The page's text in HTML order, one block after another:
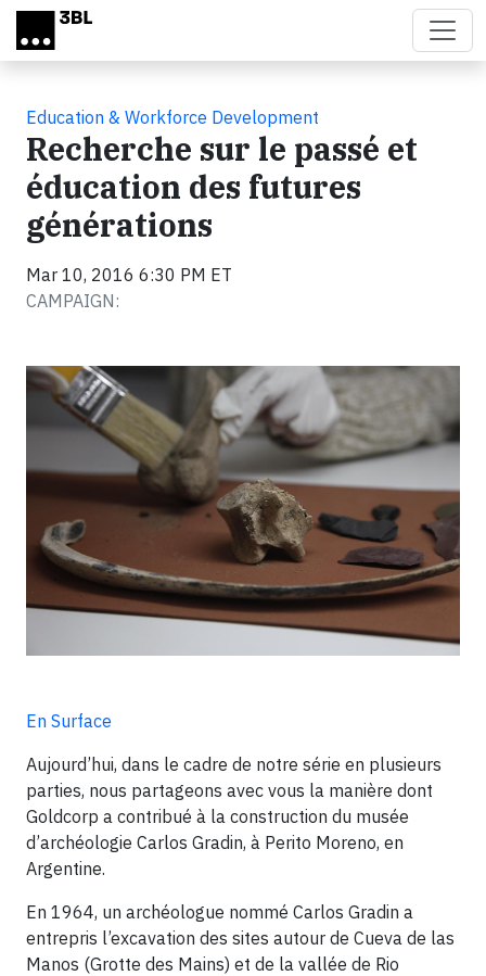
Skip to main content
Education & Workforce Development
Recherche sur le passé et
éducation des futures
générations
Mar 10, 2016 6:30 PM ET
CAMPAIGN:
En Surface
Aujourd’hui, dans le cadre de notre série en plusieurs
parties, nous partageons avec vous la manière dont
Goldcorp a contribué à la construction du musée
d’archéologie Carlos Gradin, à Perito Moreno, en
Argentine.
En 1964, un archéologue nommé Carlos Gradin a
entrepris l’excavation des sites autour de Cueva de las
Manos (Grotte des Mains) et de la vallée de Rio